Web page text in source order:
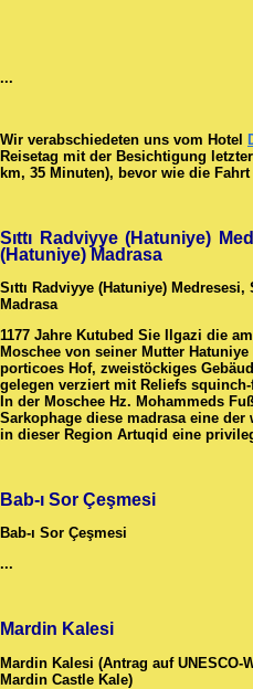
...
Wir verabschiedeten uns vom Hotel
Reisetag mit der Besichtigung
km, 35 Minuten), bevor wie die
Sıttı Radviyye (Hatuniye)
(Hatuniye) Madrasa
Sıttı Radviyye (Hatuniye)
Madrasa
1177 Jahre Kutubed Sie Ilgazi die
Moschee von seiner Mutter
porticoes Hof, zweistöckiges
gelegen verziert mit Reliefs
In der Moschee Hz. Mohammeds
Sarkophage diese madrasa eine
in dieser Region Artuqid eine
Bab-ı Sor Çeşmesi
Bab-ı Sor Çeşmesi
...
Mardin Kalesi
Mardin Kalesi (Antrag auf UNESCO-
Mardin Castle Kale)